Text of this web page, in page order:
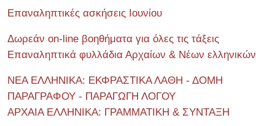
Επαναληπτικές ασκήσεις Ιουνίου
Δωρεάν on-line βοηθήματα για όλες τις τάξεις
Επαναληπτικά φυλλάδια Αρχαίων & Νέων ελληνικών
ΝΕΑ ΕΛΛΗΝΙΚΑ: ΕΚΦΡΑΣΤΙΚΑ ΛΑΘΗ - ΔΟΜΗ
ΠΑΡΑΓΡΑΦΟΥ - ΠΑΡΑΓΩΓΗ ΛΟΓΟΥ
ΑΡΧΑΙΑ ΕΛΛΗΝΙΚΑ: ΓΡΑΜΜΑΤΙΚΗ & ΣΥΝΤΑΞΗ